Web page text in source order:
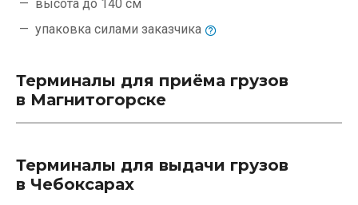
высота до 140 см
упаковка силами заказчика
Терминалы для приёма грузов
в Магнитогорске
Терминалы для выдачи грузов
в Чебоксарах